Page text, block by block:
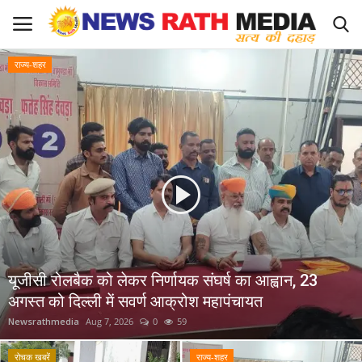
Login Register
About Us
राज्य-शहर
Apply for News Rath Media ID Card
देश
ज्योतिष
व्यापार
राज्य-शहर
यूजीसी रोलबैक को लेकर निर्णायक संघर्ष का आह्वान, 23
अगस्त को दिल्ली में सवर्ण आक्रोश महापंचायत
Newsrathmedia Aug 7, 2026 0 59
रोचक खबरें राज्य-शहर